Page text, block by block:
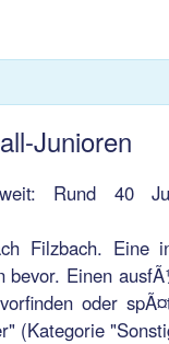
Junioren
Rund 40
Filzbach. Eine
Einen
oder
(Kategorie